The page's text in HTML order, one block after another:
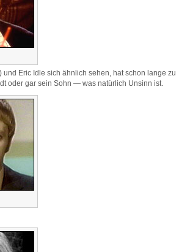
und Eric Idle sich ähnlich sehen, hat schon lange zu
oder gar sein Sohn — was natürlich Unsinn ist.